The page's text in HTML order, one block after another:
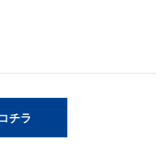
チラ